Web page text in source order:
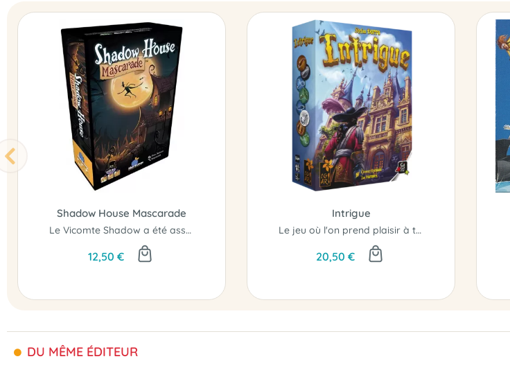
Shadow House Mascarade
Le Vicomte Shadow a été assassiné !
12,50 €
Intrigue
Le jeu où l'on prend plaisir à trahir....!
20,50 €
DU MÊME ÉDITEUR